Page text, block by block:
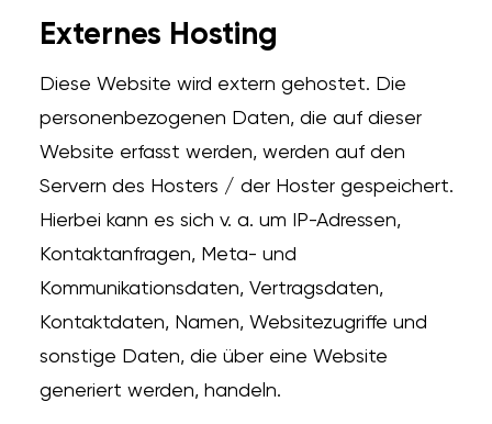
Externes Hosting
Diese Website wird extern gehostet. Die
personenbezogenen Daten, die auf dieser
Website erfasst werden, werden auf den
Servern des Hosters / der Hoster gespeichert.
Hierbei kann es sich v. a. um IP-Adressen,
Kontaktanfragen, Meta- und
Kommunikationsdaten, Vertragsdaten,
Kontaktdaten, Namen, Websitezugriffe und
sonstige Daten, die über eine Website
generiert werden, handeln.